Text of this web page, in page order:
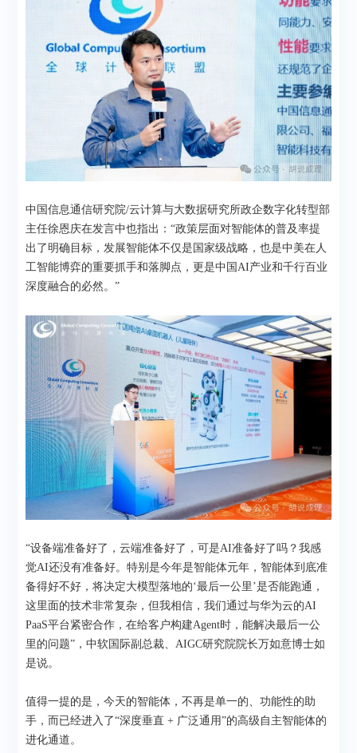
中国信息通信研究院/云计算与大数据研究所政企数字化转型部
主任徐恩庆在发言中也指出：“政策层面对智能体的普及率提
出了明确目标，发展智能体不仅是国家级战略，也是中美在人
工智能博弈的重要抓手和落脚点，更是中国AI产业和千行百业
深度融合的必然。”
“设备端准备好了，云端准备好了，可是AI准备好了吗？我感
觉AI还没有准备好。特别是今年是智能体元年，智能体到底准
备得好不好，将决定大模型落地的‘最后一公里’是否能跑通，
这里面的技术非常复杂，但我相信，我们通过与华为云的AI
PaaS平台紧密合作，在给客户构建Agent时，能解决最后一公
里的问题”，中软国际副总裁、AIGC研究院院长万如意博士如
是说。
值得一提的是，今天的智能体，不再是单一的、功能性的助
手，而已经进入了“深度垂直 + 广泛通用”的高级自主智能体的
进化通道。